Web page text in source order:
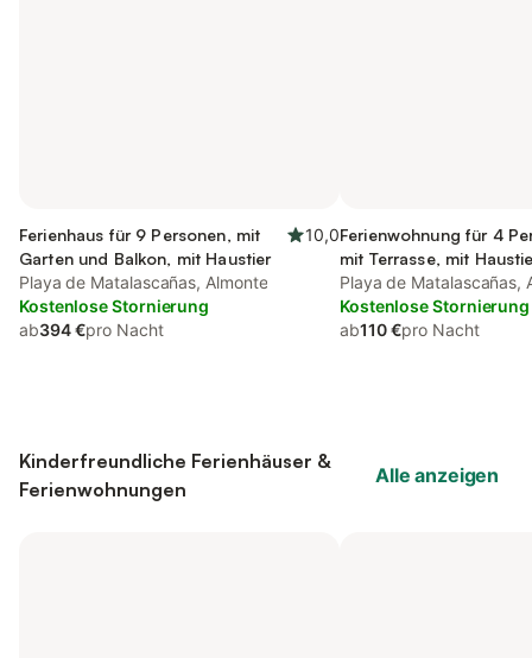
Ferienhaus für 9 Personen, mit
Garten und Balkon, mit Haustier
10,0
Playa de Matalascañas, Almonte
Kostenlose Stornierung
ab394 €pro Nacht
Ferienwohnung für 4
mit Terrasse, mit
Playa de Matalascañas,
Kostenlose Stornierung
ab110 €pro Nacht
Kinderfreundliche Ferienhäuser &
Ferienwohnungen
Alle anzeigen